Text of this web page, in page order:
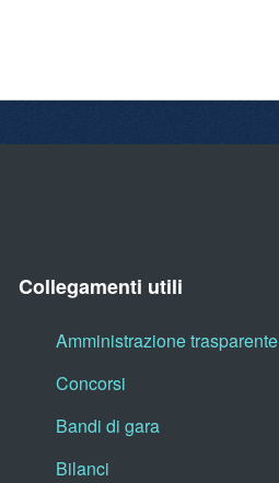
Collegamenti utili
Amministrazione trasparente
Concorsi
Bandi di gara
Bilanci